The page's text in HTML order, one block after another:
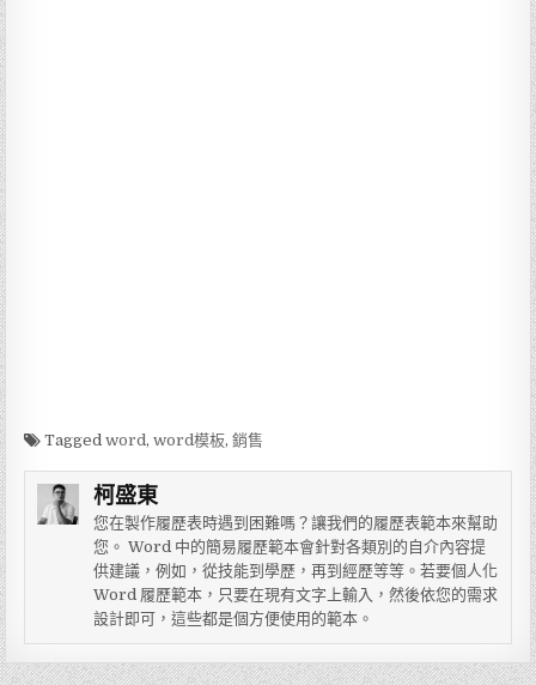
Taggedword ,word模板,銷售
柯盛東
您在製作履歷表時遇到困難嗎？讓我們的履歷表範本來幫助
您。 Word 中的簡易履歷範本會針對各類別的自介內容提
供建議，例如，從技能到學歷，再到經歷等等。若要個人化
Word 履歷範本，只要在現有文字上輸入，然後依您的需求
設計即可，這些都是個方便使用的範本。